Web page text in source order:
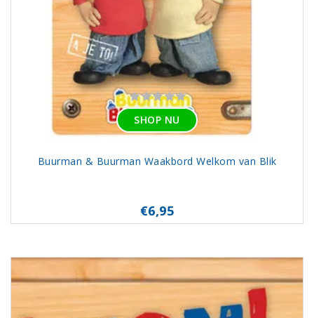
SHOP NU
Buurman & Buurman Waakbord Welkom van Blik
€6,95